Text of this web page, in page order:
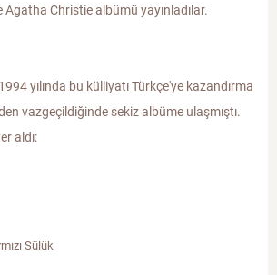
Agatha Christie albümü yayınladılar.
yılında bu külliyatı Türkçe'ye kazandırma
vazgeçildiğinde sekiz albüme ulaşmıştı.
aldı:
Sülük